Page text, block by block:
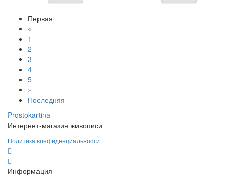
Первая
«
1
2
3
4
5
»
Последняя
Prostokartina
Интернет-магазин живописи
Политика конфиденциальности
Информация